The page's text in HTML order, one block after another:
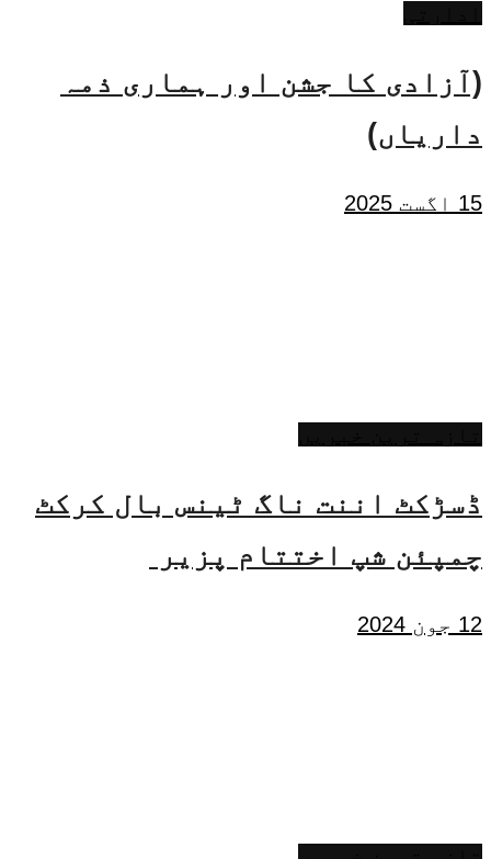
(آزادی کا جشن اور ہماری ذمہ
داریاں)
15 اگست 2025
ڈسڑکٹ اننت ناگ ٹینس بال کرکٹ
چمپئن شپ اختتام پزیر
12 جون 2024